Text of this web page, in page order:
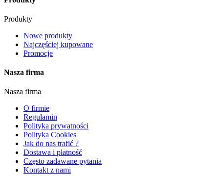
Produkty
Nowe produkty
Najczęściej kupowane
Promocje
Nasza firma
Nasza firma
O firmie
Regulamin
Polityka prywatności
Polityka Cookies
Jak do nas trafić ?
Dostawa i płatność
Często zadawane pytania
Kontakt z nami